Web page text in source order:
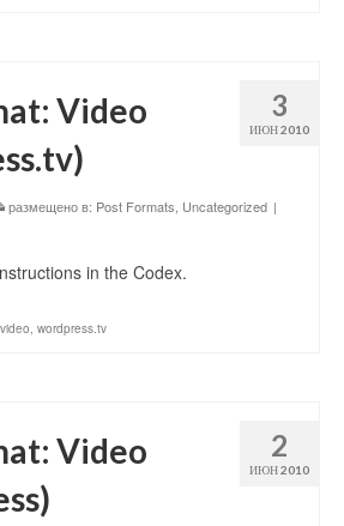
3
ИЮН 2010
Video
размещено в: Post Formats Uncategorized |
in the Codex.
video, wordpress.tv
2
ИЮН 2010
Video